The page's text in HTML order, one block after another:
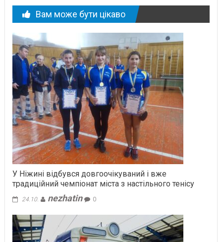
Вам може бути цікаво
У Ніжині відбувся довгоочікуваний і вже
традиційний чемпіонат міста з настільного тенісу
24.10. nezhatin 0